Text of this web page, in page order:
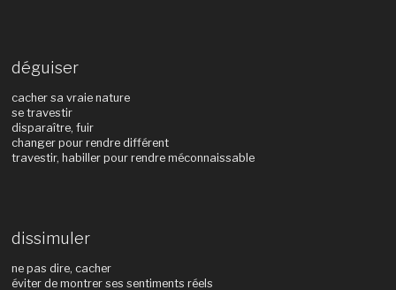
déguiser
cacher sa vraie nature
se travestir
disparaître, fuir
changer pour rendre différent
travestir, habiller pour rendre méconnaissable
dissimuler
ne pas dire, cacher
éviter de montrer ses sentiments réels